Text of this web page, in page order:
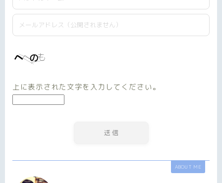
上に表示された文字を入力してください。
ABOUT ME